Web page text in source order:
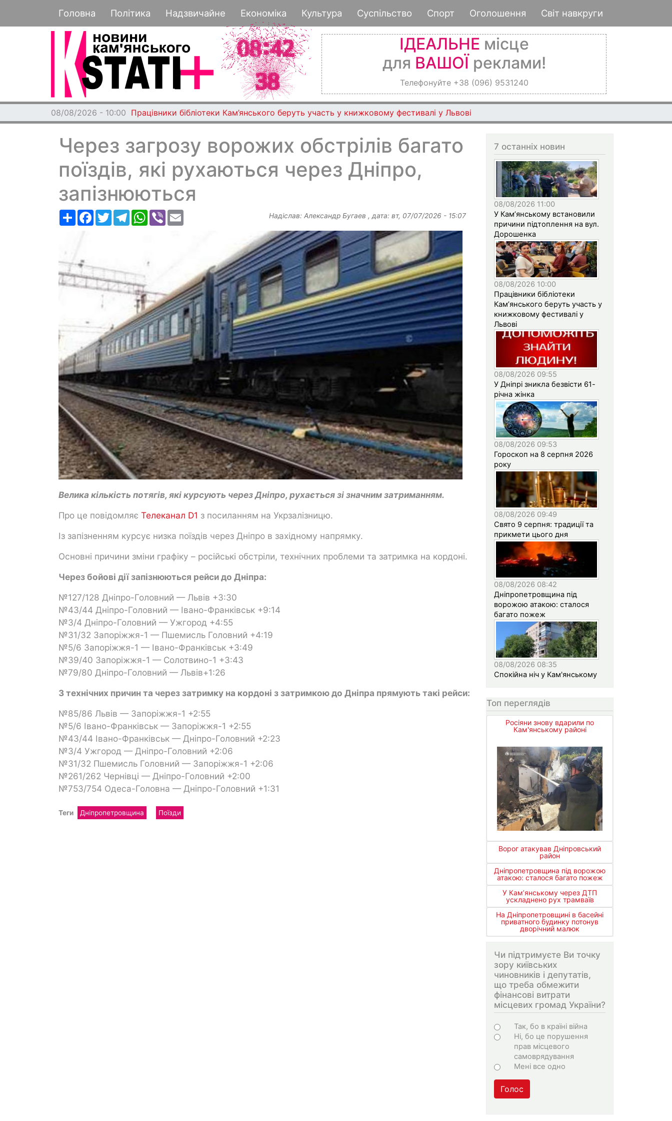
до
основного
Основная навигация
Головна Політика Надзвичайне Економіка Культура Суспільство Спорт Оголошення Світ навкруги
ІДЕАЛЬНЕ місце
для ВАШОЇ реклами!
Телефонуйте +38 (096) 9531240
08/08/2026 - 10:00 Працівники бібліотеки Кам’янського беруть участь у книжковому фестивалі у Львові
Через загрозу ворожих обстрілів багато
поїздів, які рухаються через Дніпро,
запізнюються
РесурсFacebook
TwitterTelegramWhatsApp
Viber Надіслав: Александр Бугаев , дата: вт, 07/07/2026 - 15:07
Велика кількість потягів, які курсують через Дніпро, рухається зі значним затриманням.
Про це повідомляє Телеканал D1 з посиланням на Укрзалізницю.
Із запізненням курсує низка поїздів через Дніпро в західному напрямку.
Основні причини зміни графіку – російські обстріли, технічних проблеми та затримка на кордоні.
Через бойові дії запізнюються рейси до Дніпра:
№127/128 Дніпро-Головний — Львів +3:30
№43/44 Дніпро-Головний — Івано-Франківськ +9:14
№3/4 Дніпро-Головний — Ужгород +4:55
№31/32 Запоріжжя-1 — Пшемисль Головний +4:19
№5/6 Запоріжжя-1 — Івано-Франківськ +3:49
№39/40 Запоріжжя-1 — Солотвино-1 +3:43
№79/80 Дніпро-Головний — Львів+1:26
З технічних причин та через затримку на кордоні з затримкою до Дніпра прямують такі рейси:
№85/86 Львів — Запоріжжя-1 +2:55
№5/6 Івано-Франківськ — Запоріжжя-1 +2:55
№43/44 Івано-Франківськ — Дніпро-Головний +2:23
№3/4 Ужгород — Дніпро-Головний +2:06
№31/32 Пшемисль Головний — Запоріжжя-1 +2:06
№261/262 Чернівці — Дніпро-Головний +2:00
№753/754 Одеса-Головна — Дніпро-Головний +1:31
Теги Дніпропетровщина Поїзди
7 останніх новин
08/08/2026 11:00
У Кам’янському встановили
причини підтоплення на вул.
Дорошенка
08/08/2026 10:00
Працівники бібліотеки
Кам’янського беруть участь у
книжковому фестивалі у
Львові
08/08/2026 09:55
У Дніпрі зникла безвісти 61-
річна жінка
08/08/2026 09:53
Гороскоп на 8 серпня 2026
року
08/08/2026 09:49
Свято 9 серпня: традиції та
прикмети цього дня
08/08/2026 08:42
Дніпропетровщина під
ворожою атакою: сталося
багато пожеж
08/08/2026 08:35
Спокійна ніч у Кам'янському
Топ переглядів
Росіяни знову вдарили по
Кам'янському районі
Ворог атакував Дніпровський
район
Дніпропетровщина під ворожою
атакою: сталося багато пожеж
У Кам’янському через ДТП
ускладнено рух трамваїв
На Дніпропетровщині в басейні
приватного будинку потонув
дворічний малюк
Чи підтримуєте Ви точку
зору київських
чиновників і депутатів,
що треба обмежити
фінансові витрати
місцевих громад України?
Варіанти
Так, бо в країні війна
Ні, бо це порушення
прав місцевого
самоврядування
Мені все одно
Голос